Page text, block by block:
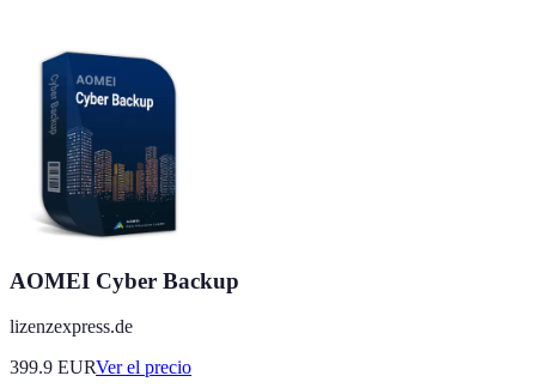
AOMEI Cyber Backup
lizenzexpress.de
399.9 EURVer el precio